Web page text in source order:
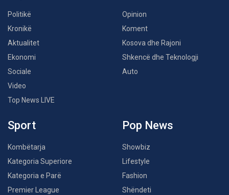
Politikë
Kronikë
Aktualitet
Ekonomi
Sociale
Video
Top News LIVE
Opinion
Koment
Kosova dhe Rajoni
Shkencë dhe Teknologji
Auto
Sport
Kombëtarja
Kategoria Superiore
Kategoria e Parë
Premier League
Pop News
Showbiz
Lifestyle
Fashion
Shëndeti